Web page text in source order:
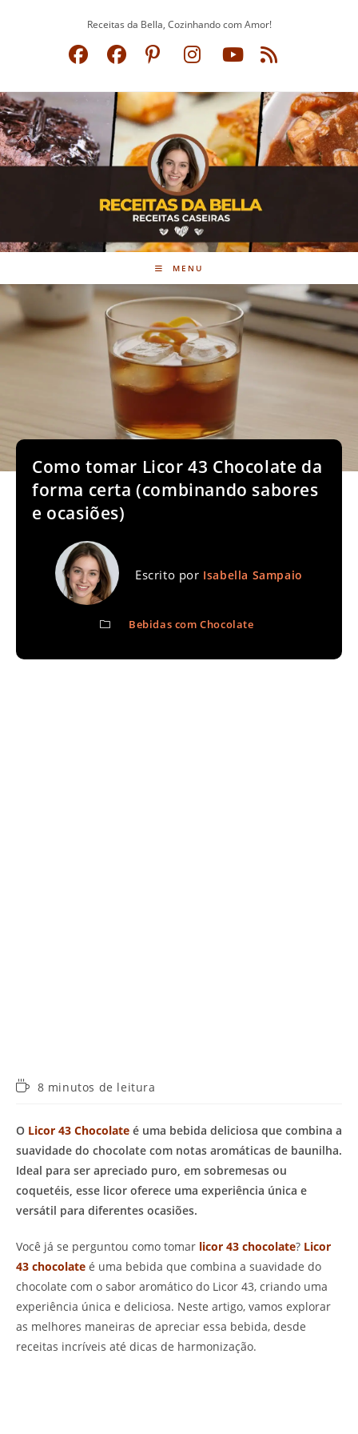
Receitas da Bella, Cozinhando com Amor!
MENU
Como tomar Licor 43 Chocolate da
forma certa (combinando sabores
e ocasiões)
Escrito por Isabella Sampaio
Bebidas com Chocolate
Tempo8 minutos de leitura
O Licor 43 Chocolate é uma bebida deliciosa que combina a
suavidade do chocolate com notas aromáticas de baunilha.
Ideal para ser apreciado puro, em sobremesas ou
coquetéis, esse licor oferece uma experiência única e
versátil para diferentes ocasiões.
Você já se perguntou como tomar licor 43 chocolate? Licor
43 chocolate é uma bebida que combina a suavidade do
chocolate com o sabor aromático do Licor 43, criando uma
experiência única e deliciosa. Neste artigo, vamos explorar
as melhores maneiras de apreciar essa bebida, desde
receitas incríveis até dicas de harmonização.